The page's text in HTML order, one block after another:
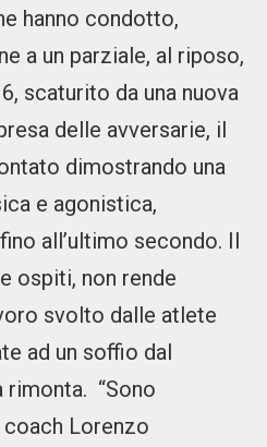
hanno condotto,
a un parziale, al riposo,
scaturito da una nuova
delle avversarie, il
dimostrando una
e agonistica,
all’ultimo secondo. Il
ospiti, non rende
svolto dalle atlete
ad un soffio dal
“Sono
Lorenzo